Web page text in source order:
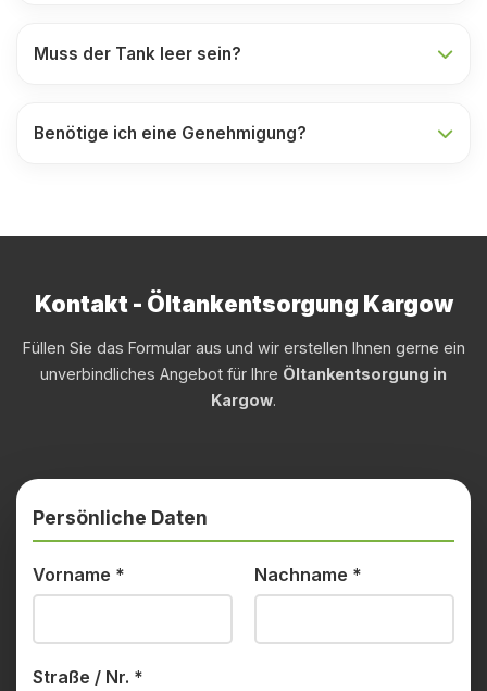
Muss der Tank leer sein?
Benötige ich eine Genehmigung?
Kontakt - Öltankentsorgung Kargow
Füllen Sie das Formular aus und wir erstellen Ihnen gerne ein
unverbindliches Angebot für Ihre Öltankentsorgung in
Kargow.
Persönliche Daten
Vorname * Nachname *
Straße / Nr. *